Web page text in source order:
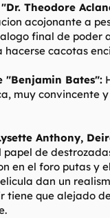
Theodore
acojonante a
final de poder
hacerse cacotas
"Benjamin Bates":
muy convincente
Anthony,
papel de
en el foro putas y
dan un
tiene que alejado